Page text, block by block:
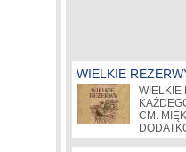
WIELKIE
WIELKIE
CM.